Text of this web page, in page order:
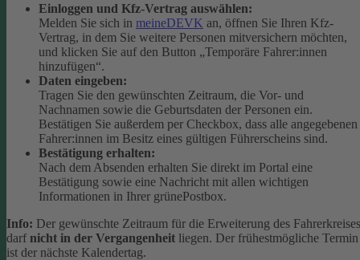
Einloggen und Kfz-Vertrag auswählen:
Melden Sie sich in meineDEVK an, öffnen Sie Ihren Kfz-
Vertrag, in dem Sie weitere Personen mitversichern möchten,
und klicken Sie auf den Button „Temporäre Fahrer:innen
hinzufügen“.
Daten eingeben:
Tragen Sie den gewünschten Zeitraum, die Vor- und
Nachnamen sowie die Geburtsdaten der Personen ein.
Bestätigen Sie außerdem per Checkbox, dass alle angegebenen
Fahrer:innen im Besitz eines gültigen Führerscheins sind.
Bestätigung erhalten:
Nach dem Absenden erhalten Sie direkt im Portal eine
Bestätigung sowie eine Nachricht mit allen wichtigen
Informationen in Ihrer grünePostbox.
Info: Der gewünschte Zeitraum für die Erweiterung des Fahrerkreises
darf nicht in der Vergangenheit liegen. Der frühestmögliche Termin
ist der nächste Kalendertag.